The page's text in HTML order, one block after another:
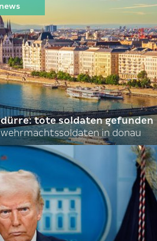
dürre: tote soldaten gefunden
wehrmachtssoldaten in donau